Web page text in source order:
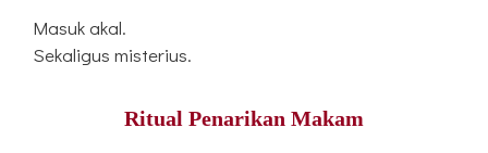
Masuk akal.
Sekaligus misterius.
Ritual Penarikan Makam